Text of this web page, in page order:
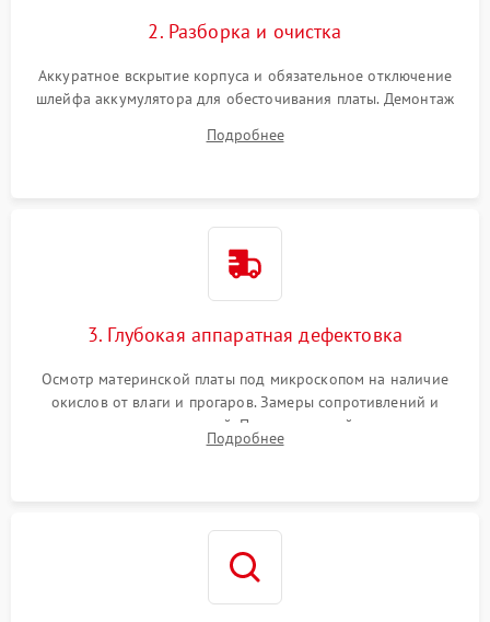
2. Разборка и очистка
Аккуратное вскрытие корпуса и обязательное отключение
шлейфа аккумулятора для обесточивания платы. Демонтаж
высохшей термопасты с кристаллов чипов.
Подробнее
3. Глубокая аппаратная дефектовка
Осмотр материнской платы под микроскопом на наличие
окислов от влаги и прогаров. Замеры сопротивлений и
дежурных напряжений. Проверка цепей питания,
мультиконтроллера, процессора и видеочипа.
Подробнее